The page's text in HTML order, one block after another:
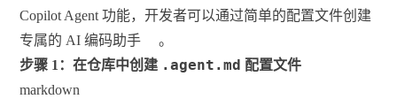
Copilot Agent 功能，开发者可以通过简单的配置文件创建
专属的 AI 编码助手
。
步骤 1：在仓库中创建 .agent.md 配置文件
markdown